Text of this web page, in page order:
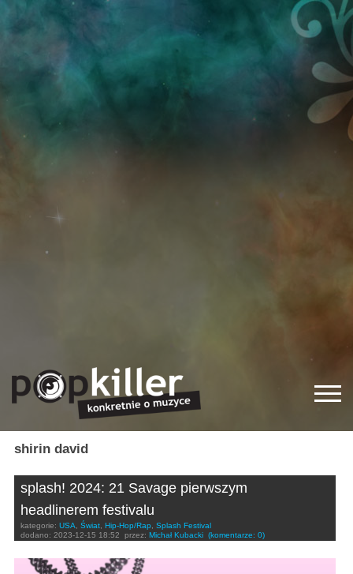
shirin david
splash! 2024: 21 Savage pierwszym
headlinerem festivalu
kategorie: USA, Świat, Hip-Hop/Rap, Splash Festival
dodano: 2023-12-15 18:52 przez: Michał Kubacki (komentarze: 0)